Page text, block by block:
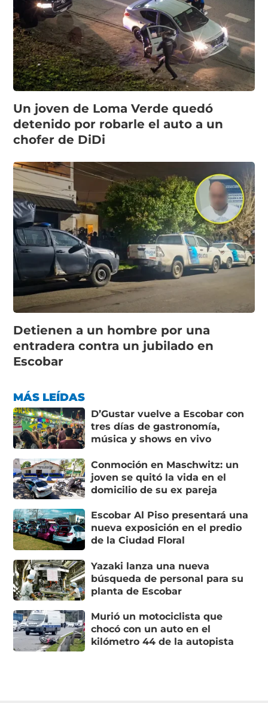
Un joven de Loma Verde quedó
detenido por robarle el auto a un
chofer de DiDi
Detienen a un hombre por una
entradera contra un jubilado en
Escobar
MÁS LEÍDAS
D’Gustar vuelve a Escobar con
tres días de gastronomía,
música y shows en vivo
Conmoción en Maschwitz: un
joven se quitó la vida en el
domicilio de su ex pareja
Escobar Al Piso presentará una
nueva exposición en el predio
de la Ciudad Floral
Yazaki lanza una nueva
búsqueda de personal para su
planta de Escobar
Murió un motociclista que
chocó con un auto en el
kilómetro 44 de la autopista